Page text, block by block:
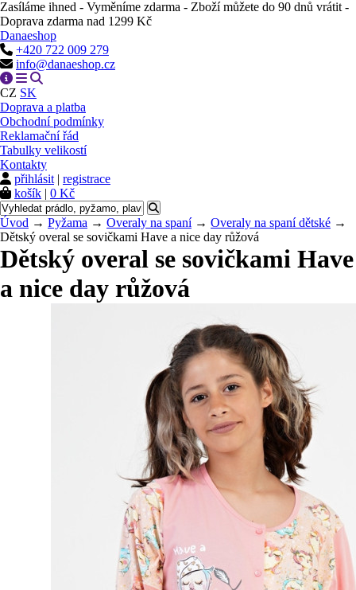
Zasíláme ihned - Vyměníme zdarma - Zboží můžete do 90 dnů vrátit -
Doprava zdarma nad 1299 Kč
Danaeshop
+420 722 009 279
info@danaeshop.cz
CZ SK
Doprava a platba
Obchodní podmínky
Reklamační řád
Tabulky velikostí
Kontakty
přihlásit | registrace
košík | 0 Kč
Úvod → Pyžama → Overaly na spaní→ Overaly na spaní dětské →
Dětský overal se sovičkami Have a nice day růžová
Dětský overal se sovičkami Have
a nice day růžová